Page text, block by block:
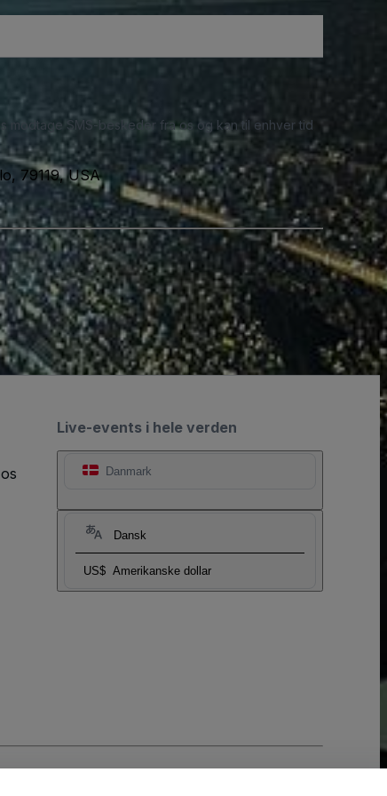
modtage SMS-beskeder fra os og kan til enhver tid
79119, USA
Live-events i hele verden
Danmark
Dansk
US$ Amerikanske dollar